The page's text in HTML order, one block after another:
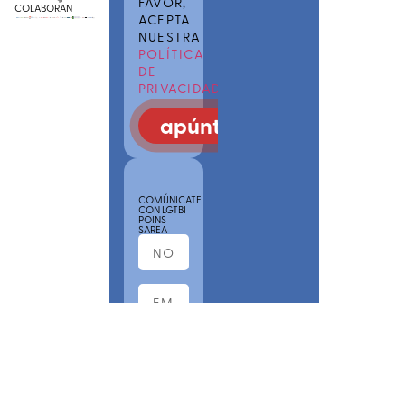
COLABORAN
ACEPTA
NUESTRA
POLÍTICA
DE
PRIVACIDAD
apúntate
COMÚNICATE
CON LGTBI
POINS
SAREA